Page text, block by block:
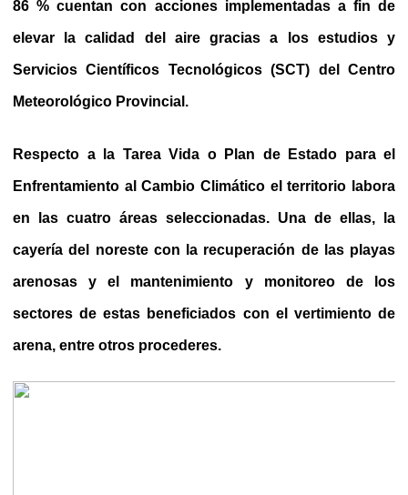
86 % cuentan con acciones implementadas a fin de
elevar la calidad del aire gracias a los estudios y
Servicios Científicos Tecnológicos (SCT) del Centro
Meteorológico Provincial.
Respecto a la Tarea Vida o Plan de Estado para el
Enfrentamiento al Cambio Climático el territorio labora
en las cuatro áreas seleccionadas. Una de ellas, la
cayería del noreste con la recuperación de las playas
arenosas y el mantenimiento y monitoreo de los
sectores de estas beneficiados con el vertimiento de
arena, entre otros procederes.